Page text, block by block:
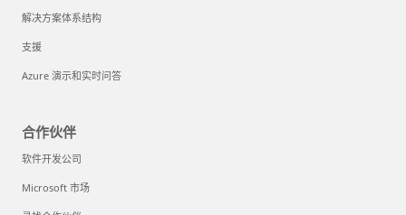
解决方案体系结构
支援
Azure 演示和实时问答
合作伙伴
软件开发公司
Microsoft 市场